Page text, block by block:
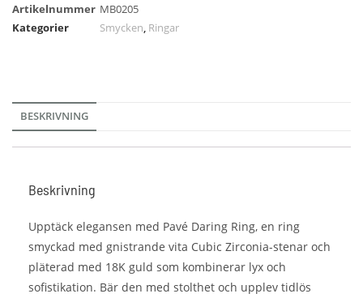
Artikelnummer MB0205
Kategorier
Smycken, Ringar
BESKRIVNING
Beskrivning
Upptäck elegansen med Pavé Daring Ring, en ring
smyckad med gnistrande vita Cubic Zirconia-stenar och
pläterad med 18K guld som kombinerar lyx och
sofistikation. Bär den med stolthet och upplev tidlös